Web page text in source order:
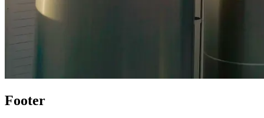
Footer